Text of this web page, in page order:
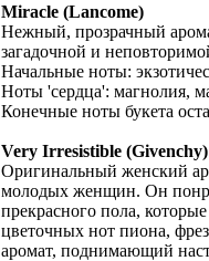
Miracle (Lancome)
Нежный, прозрачный
загадочной и
Начальные ноты:
Ноты 'сердца': магнолия,
Конечные ноты букета
Very Irresistible (Givenchy)
Оригинальный женский
молодых женщин. Он
прекрасного пола,
цветочных нот пиона,
аромат, поднимающий